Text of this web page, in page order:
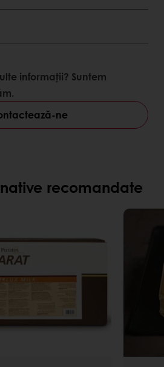
informații? Suntem
ne
recomandate